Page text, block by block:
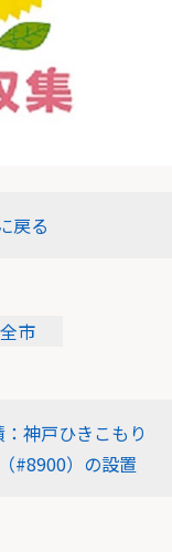
戻る
全市
神戸ひきこもり
#8900）の設置